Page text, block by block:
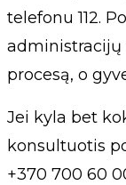
telefonu 112.
procesą, o
Jei kyla bet
konsultuotis
+370 700 60